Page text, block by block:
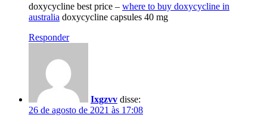
doxycycline best price – where to buy doxycycline in
australia doxycycline capsules 40 mg
Responder
Ixgzvv disse:
26 de agosto de 2021 às 17:08